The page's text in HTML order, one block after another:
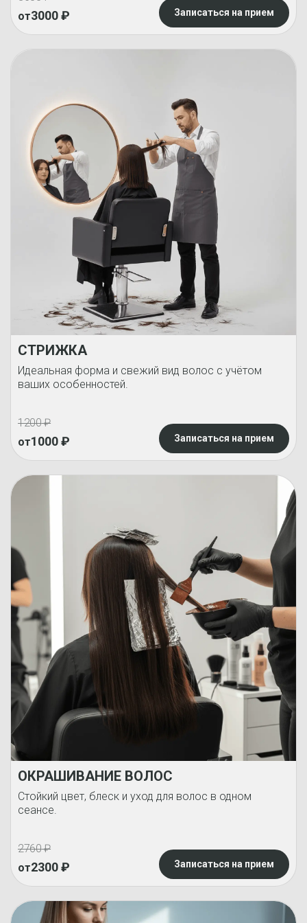
Укладка
Химическая завивка
Химическая завивка
5000 ₽
от3000₽ Записаться на прием
СТРИЖКА
Идеальная форма и свежий вид волос с учётом
ваших особенностей.
1200₽
от1000₽ Записаться на прием
ОКРАШИВАНИЕ ВОЛОС
Стойкий цвет, блеск и уход для волос в одном
сеансе.
2760₽
от2300₽ Записаться на прием